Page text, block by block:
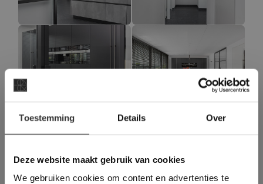
Toestemming Details Over
Deze website maakt gebruik van cookies
We gebruiken cookies om content en advertenties te
Deze website maakt
gebruik van cookies.
This Cookie Banner was deleted and is no
longer working. Please contact the website
administrator.